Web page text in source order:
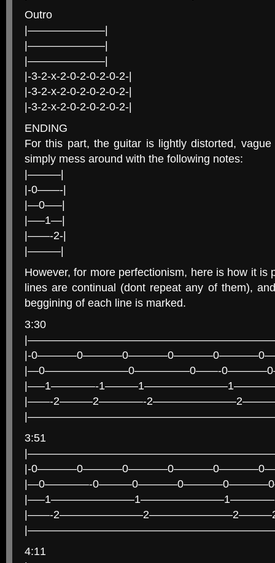
Outro
|———————|
|———————|
|———————|
|-3-2-x-2-0-2-0-2-0-2-|
|-3-2-x-2-0-2-0-2-0-2-|
|-3-2-x-2-0-2-0-2-0-2-|
ENDING
For this part, the guitar is lightly distorted,
simply mess around with the following notes:
|———|
|-0——-|
|—0—–|
|—–1—|
|——-2-|
|———|
However, for more perfectionism, here is how it is
lines are continual (dont repeat any of them),
beggining of each line is marked.
3:30
|-
|—0———————–0—————0——-
|—–1————-
|——-2———2————-
3:51
|-
|—0————-
|——-
4:11